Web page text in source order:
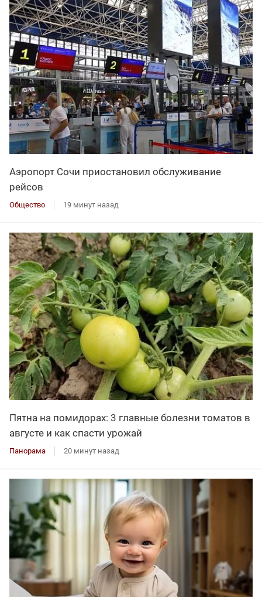
Аэропорт Сочи приостановил обслуживание
рейсов
Общество 19 минут назад
Пятна на помидорах: 3 главные болезни томатов в
августе и как спасти урожай
Панорама 20 минут назад